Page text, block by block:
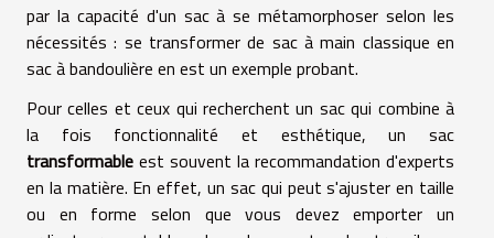
par la capacité d'un sac à se métamorphoser selon les
nécessités : se transformer de sac à main classique en
sac à bandoulière en est un exemple probant.
Pour celles et ceux qui recherchent un sac qui combine à
la fois fonctionnalité et esthétique, un sac
transformable est souvent la recommandation d'experts
en la matière. En effet, un sac qui peut s'ajuster en taille
ou en forme selon que vous devez emporter un